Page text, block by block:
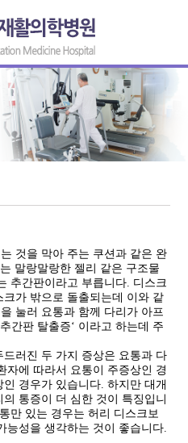
것을 막아 주는 쿠션과 같은 완
말랑말랑한 젤리 같은 구조물
추간판이라고 부릅니다. 디스크
가 밖으로 돌출되는데 이와 같
눌러 요통과 함께 다리가 아프
간판 탈출증‘ 이라고 하는데 주
러진 두 가지 증상은 요통과 다
자에 따라서 요통이 주증상인 경
경우가 있습니다. 하지만 대개
통증이 더 심한 것이 특징입니
만 있는 경우는 허리 디스크보
능성을 생각하는 것이 좋습니다.